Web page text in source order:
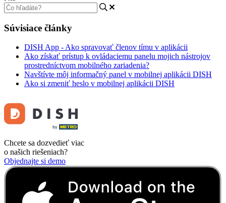
Súvisiace články
DISH App - Ako spravovať členov tímu v aplikácii
Ako získať prístup k ovládaciemu panelu mojich nástrojov
prostredníctvom mobilného zariadenia?
Navštívte môj informačný panel v mobilnej aplikácii DISH
Ako si zmeniť heslo v mobilnej aplikácii DISH
Chcete sa dozvedieť viac
o našich riešeniach?
Objednajte si demo